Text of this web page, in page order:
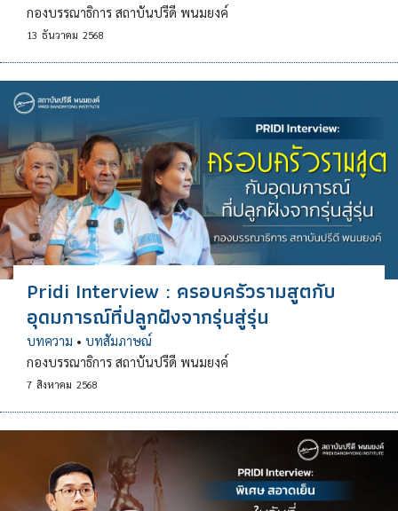
กองบรรณาธิการ สถาบันปรีดี พนมยงค์
13 ธันวาคม 2568
Pridi Interview : ครอบครัวรามสูตกับ
อุดมการณ์ที่ปลูกฝังจากรุ่นสู่รุ่น
บทความ • บทสัมภาษณ์
กองบรรณาธิการ สถาบันปรีดี พนมยงค์
7 สิงหาคม 2568